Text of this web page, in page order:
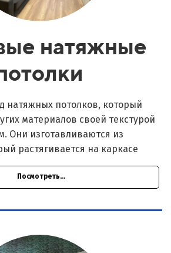
натяжные
натяжных потолков, который
материалов своей текстурой
Они изготавливаются из
растягивается на каркасе
Посмотреть...